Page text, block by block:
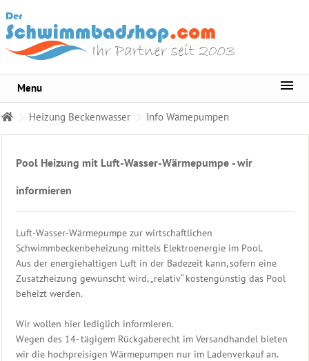
Heizung Beckenwasser Info Wämepumpen
Pool Heizung mit Luft-Wasser-Wärmepumpe - wir
informieren
Luft-Wasser-Wärmepumpe zur wirtschaftlichen
Schwimmbeckenbeheizung mittels Elektroenergie im Pool.
Aus der energiehaltigen Luft in der Badezeit kann, sofern eine
Zusatzheizung gewünscht wird, „relativ“ kostengünstig das Pool
beheizt werden.
Wir wollen hier lediglich informieren.
Wegen des 14- tägigem Rückgaberecht im Versandhandel bieten
wir die hochpreisigen Wärmepumpen nur im Ladenverkauf an.
Sortiment
Pflege
Testgeräte
Becken
Reinigungsmittel
Reinigungs
Geräte
Menu